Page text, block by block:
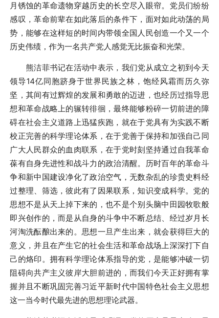
月锈蚀的革命遗物穿越历史的长空尽入眼帘。党员们纷纷
感叹，革命前辈在如此落后的条件下，面对如此动荡的局
势，能够在这样短的时间内带领全国人民创造一个又一个
历史伟绩，作为一名共产党人感觉无比振奋和光荣。
熊洁菲书记在活动中表示，我们党从成立之初到今天
领导14亿同胞跻身于世界民族之林，饱经风霜而历久弥
坚，其间有过辉煌的发展和勇敢的迈进，也经历过指导思
想和革命战略上的辗转徘徊，最终能够粉碎一切前进的障
碍在社会主义道路上迅猛疾跑，就在于党具有为实践不断
校正完善的科学理论体系，在于党善于保持和加强自己同
广大人民群众的血肉联系，在于党时刻坚持通过自我革命
葆有自身先进性和战斗力的政治清醒。历时百年的革命斗
争和新中国建设净化了政治空气，无数杂乱的珍贵史料经
过整理、筛选，彼此有了因果联系，知识变成科学。党的
思想不是从天上掉下来的，也不是个别头脑中田园牧歌般
即兴创作的，而是从自身的斗争中不断总结、经过岁月长
河淘洗酝酿出来的。思想一旦产生出来，就会获得巨大的
意义，并且在产生它的社会生活和革命战场上深深打下自
己的烙印。拥有科学理论体系指导的党，是能够冲破一切
阻碍向共产主义彼岸大胆前进的，而我们今天正好拥有掌
握并且不断巩固完善习近平新时代中国特色社会主义思想
这一当今时代最先进的思想理论武器。